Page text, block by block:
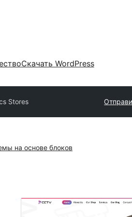
Скачать WordPress
Stores
на основе блоков